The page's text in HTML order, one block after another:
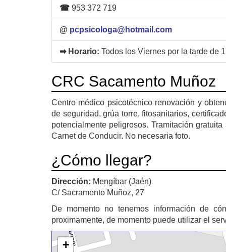
☎ 953 372 719
@ pcpsicologa@hotmail.com
➡ Horario: Todos los Viernes por la tarde de
CRC Sacamento Muñoz
Centro médico psicotécnico renovación y
de seguridad, grúa torre, fitosanitarios,
potencialmente peligrosos. Tramitación
Carnet de Conducir. No necesaria foto.
¿Cómo llegar?
Dirección: Mengíbar (Jaén)
C/ Sacramento Muñoz, 27
De momento no tenemos información de
proximamente, de momento puede utilizar el
+